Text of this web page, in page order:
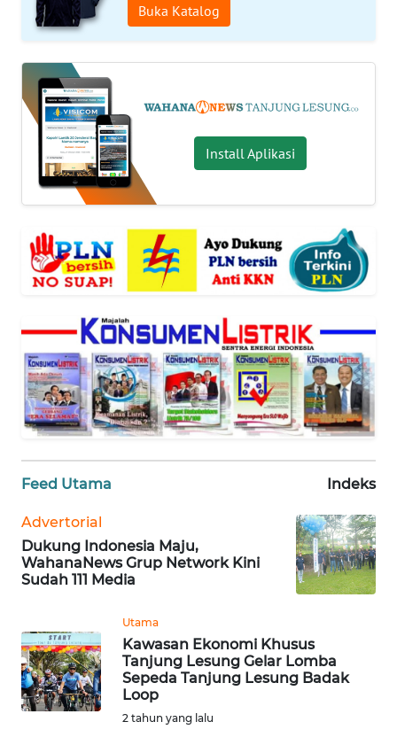
Buka Katalog
Install Aplikasi
Feed Utama Indeks
Advertorial
Dukung Indonesia Maju,
WahanaNews Grup Network Kini
Sudah 111 Media
Utama
Kawasan Ekonomi Khusus
Tanjung Lesung Gelar Lomba
Sepeda Tanjung Lesung Badak
Loop
2 tahun yang lalu
KAMI
TENTANG
KAMI
PEDOMAN
MEDIA
REDAKSI
DISCLAIMER
Wahana
News
Regional
WN
WN
JAKARTA
JABAR
WN
BANTEN